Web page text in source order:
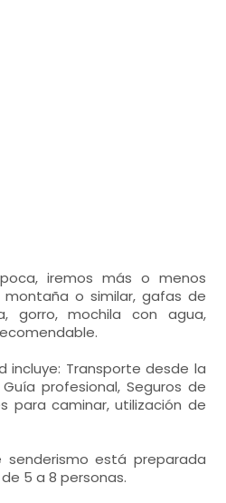
iremos más o menos
o similar, gafas de
gorro, mochila con agua,
incluye: Transporte desde la
profesional, Seguros de
para caminar, utilización de
está preparada
5 a 8 personas.